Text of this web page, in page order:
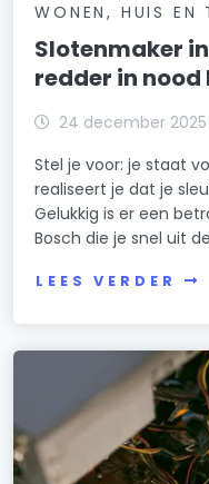
WONEN, HUIS EN
Slotenmaker
redder in
24 december 2025
Stel je voor: je staat
realiseert je dat je
Gelukkig is er een
Bosch die je snel uit
LEES VERDER